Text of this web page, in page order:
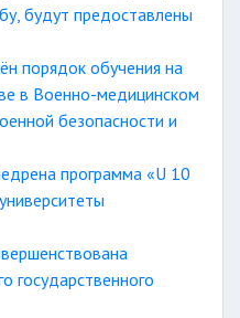
будут предоставлены
порядок обучения на
в Военно-медицинском
безопасности и
программа «U 10
государственного